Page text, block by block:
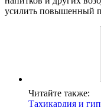
усилить повышенный
Читайте также:
Тахикардия и